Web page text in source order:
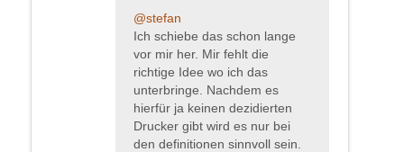
@stefan
Ich schiebe das schon lange
vor mir her. Mir fehlt die
richtige Idee wo ich das
unterbringe. Nachdem es
hierfür ja keinen dezidierten
Drucker gibt wird es nur bei
den definitionen sinnvoll sein.